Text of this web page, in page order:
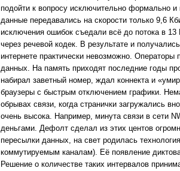
подойти к вопросу исключительно формально
данные передавались на скорости только 9,6
исключения ошибок съедали всё до потока в
через речевой кодек. В результате и
интернете практически невозможно.
данных. На память приходят последние годы
набирал заветный номер, ждал коннекта и
браузеры с быстрым отключением графики.
обрывах связи, когда странички загружались
очень высока. Например, минута связи в сети
деньгами. Дефолт сделал из этих центов
пересылки данных, на свет родилась
коммутируемым каналам). Её появление
Решение о количестве таких интервалов